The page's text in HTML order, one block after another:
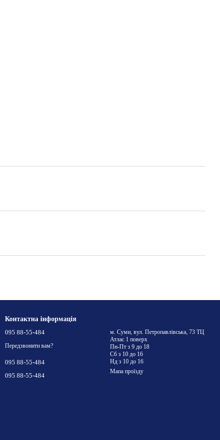
Контактна інформація
095 88-55-484
Передзвонити вам?
095 88-55-484
095 88-55-484
м. Суми, вул. Петропавлівська, 73 ТЦ
Атлас 1 поверх
Пн-Пт з 9 до 18
Сб з 10 до 16
Нд з 10 до 16
Мапа проїзду